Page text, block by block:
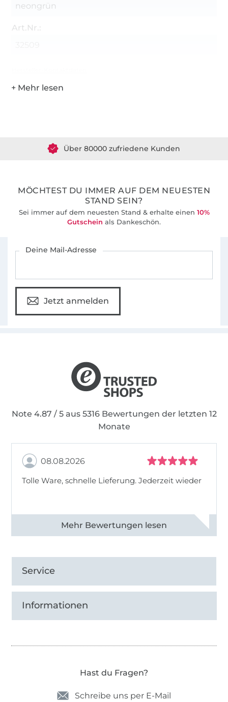
neongrün
Art.Nr.:
MÖCHTEST DU IMMER AUF DEM NEUESTEN
STAND SEIN?
Sei immer auf dem neuesten Stand & erhalte einen 10%
Gutschein als Dankeschön.
Deine Mail-Adresse
Jetzt anmelden
Note 4.87 / 5 aus 5316 Bewertungen der letzten 12
Monate
08.08.2026
Tolle Ware, schnelle Lieferung. Jederzeit wieder
Alle 83013 Bewertungen ansehen
Service
Informationen
Hast du Fragen?
Schreibe uns per E-Mail